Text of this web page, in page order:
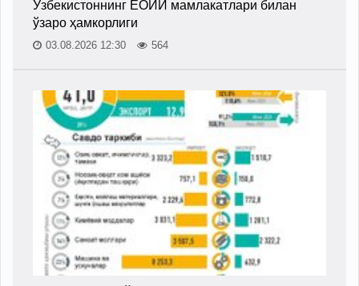
Ўзбекистоннинг ЕОИИ мамлакатлари билан
ўзаро ҳамкорлиги
03.08.2026 12:30 564